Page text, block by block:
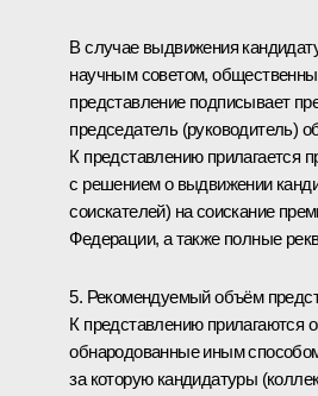
В случае выдвижения
научным советом,
представление подписывает
председатель (руководитель)
К представлению прилагается
с решением о выдвижении
соискателей) на соискание
Федерации, а также полные
5. Рекомендуемый объём
К представлению прилагаются
обнародованные иным
за которую кандидатуры